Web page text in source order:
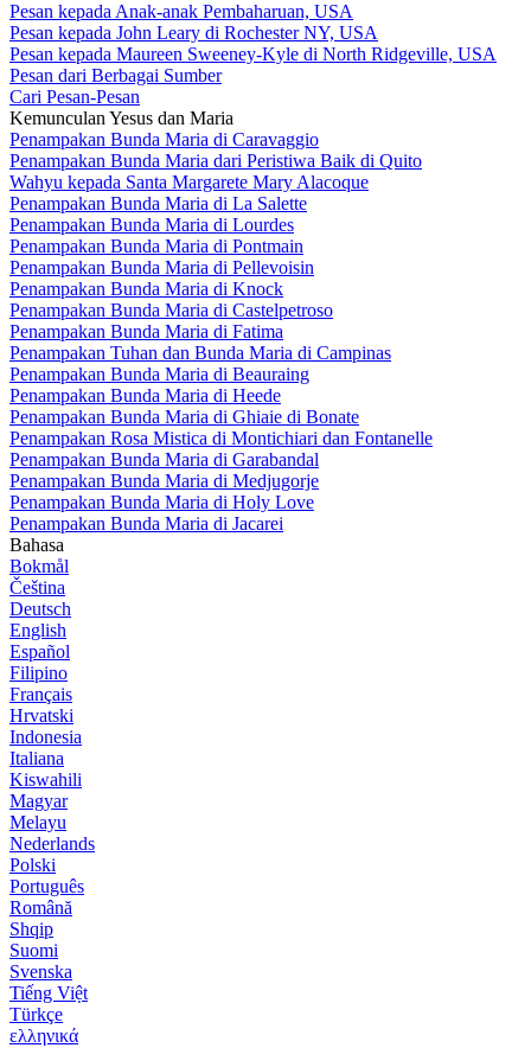
Pesan kepada Anak-anak Pembaharuan, USA
Pesan kepada John Leary di Rochester NY, USA
Pesan kepada Maureen Sweeney-Kyle di North Ridgeville, USA
Pesan dari Berbagai Sumber
Cari Pesan-Pesan
Kemunculan Yesus dan Maria
Penampakan Bunda Maria di Caravaggio
Penampakan Bunda Maria dari Peristiwa Baik di Quito
Wahyu kepada Santa Margarete Mary Alacoque
Penampakan Bunda Maria di La Salette
Penampakan Bunda Maria di Lourdes
Penampakan Bunda Maria di Pontmain
Penampakan Bunda Maria di Pellevoisin
Penampakan Bunda Maria di Knock
Penampakan Bunda Maria di Castelpetroso
Penampakan Bunda Maria di Fatima
Penampakan Tuhan dan Bunda Maria di Campinas
Penampakan Bunda Maria di Beauraing
Penampakan Bunda Maria di Heede
Penampakan Bunda Maria di Ghiaie di Bonate
Penampakan Rosa Mistica di Montichiari dan Fontanelle
Penampakan Bunda Maria di Garabandal
Penampakan Bunda Maria di Medjugorje
Penampakan Bunda Maria di Holy Love
Penampakan Bunda Maria di Jacarei
Bahasa
Bokmål
Čeština
Deutsch
English
Español
Filipino
Français
Hrvatski
Indonesia
Italiana
Kiswahili
Magyar
Melayu
Nederlands
Polski
Português
Română
Shqip
Suomi
Svenska
Tiếng Việt
Türkçe
ελληνικά